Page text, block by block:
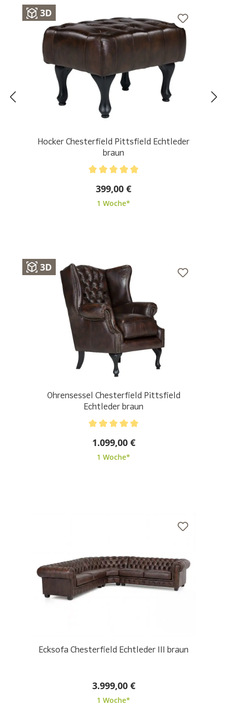
3D
Hocker Chesterfield Pittsfield Echtleder
braun
399,00 €
1 Woche*
3D
Ohrensessel Chesterfield Pittsfield
Echtleder braun
1.099,00 €
1 Woche*
Ecksofa Chesterfield Echtleder III braun
3.999,00 €
1 Woche*